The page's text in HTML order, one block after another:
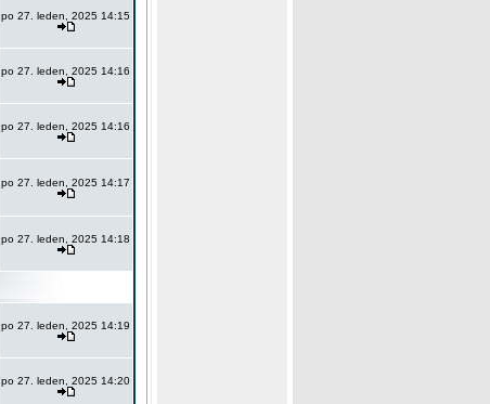
po 27. leden, 2025 14:15
po 27. leden, 2025 14:16
po 27. leden, 2025 14:16
po 27. leden, 2025 14:17
po 27. leden, 2025 14:18
po 27. leden, 2025 14:19
po 27. leden, 2025 14:20